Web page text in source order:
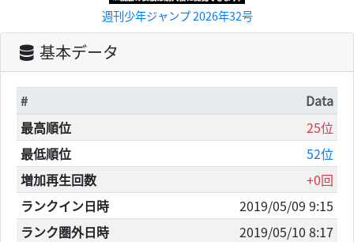
週刊少年ジャンプ 2026年32号
基本データ
#
Data
最高順位
25位
最低順位
52位
増加再生回数
+0回
ランクイン日時
2019/05/09 9:15
ランク圏外日時
2019/05/10 8:17